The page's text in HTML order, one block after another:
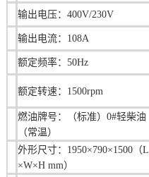
输出电压：400V/230V
输出电流：108A
额定频率：50Hz
额定转速：1500rpm
燃油牌号：（标准）0#轻柴油
（常温）
外形尺寸：1950×790×1500（L
×W×H mm）